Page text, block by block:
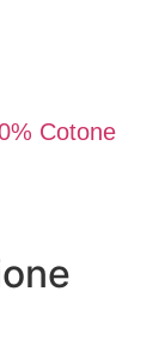
Cotone